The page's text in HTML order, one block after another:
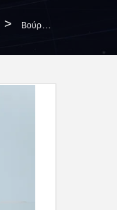
> Βούρτσα Για Τη Σχάρα Και Βούρτσα Για Το Μπάρμπεκιου